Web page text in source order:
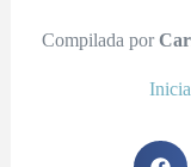
Compilada por